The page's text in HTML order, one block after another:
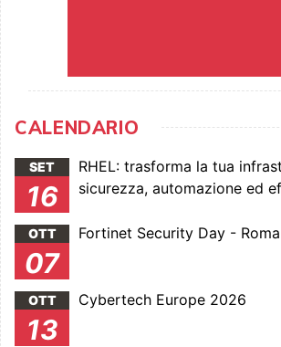
CALENDARIO
SET
16
RHEL: trasforma la tua
sicurezza, automazione ed
OTT
07
Fortinet Security Day - Roma
OTT
13
Cybertech Europe 2026